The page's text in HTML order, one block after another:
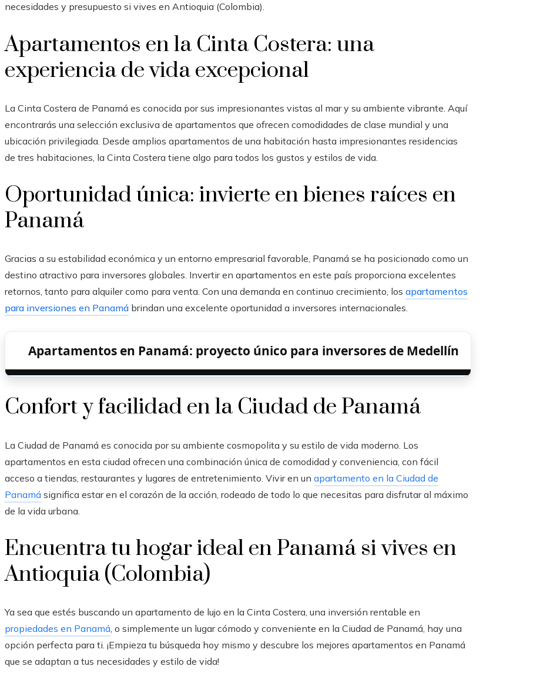
necesidades y presupuesto si vives en Antioquia (Colombia).
Apartamentos en la Cinta Costera: una
experiencia de vida excepcional
La Cinta Costera de Panamá es conocida por sus impresionantes vistas al mar y su ambiente vibrante. Aquí
encontrarás una selección exclusiva de apartamentos que ofrecen comodidades de clase mundial y una
ubicación privilegiada. Desde amplios apartamentos de una habitación hasta impresionantes residencias
de tres habitaciones, la Cinta Costera tiene algo para todos los gustos y estilos de vida.
Oportunidad única: invierte en bienes raíces en
Panamá
Gracias a su estabilidad económica y un entorno empresarial favorable, Panamá se ha posicionado como un
destino atractivo para inversores globales. Invertir en apartamentos en este país proporciona excelentes
retornos, tanto para alquiler como para venta. Con una demanda en continuo crecimiento, los apartamentos
para inversiones en Panamá brindan una excelente oportunidad a inversores internacionales.
Apartamentos en Panamá: proyecto único para inversores de Medellín
Confort y facilidad en la Ciudad de Panamá
La Ciudad de Panamá es conocida por su ambiente cosmopolita y su estilo de vida moderno. Los
apartamentos en esta ciudad ofrecen una combinación única de comodidad y conveniencia, con fácil
acceso a tiendas, restaurantes y lugares de entretenimiento. Vivir en un apartamento en la Ciudad de
Panamá significa estar en el corazón de la acción, rodeado de todo lo que necesitas para disfrutar al máximo
de la vida urbana.
Encuentra tu hogar ideal en Panamá si vives en
Antioquia (Colombia)
Ya sea que estés buscando un apartamento de lujo en la Cinta Costera, una inversión rentable en
propiedades en Panamá, o simplemente un lugar cómodo y conveniente en la Ciudad de Panamá, hay una
opción perfecta para ti. ¡Empieza tu búsqueda hoy mismo y descubre los mejores apartamentos en Panamá
que se adaptan a tus necesidades y estilo de vida!